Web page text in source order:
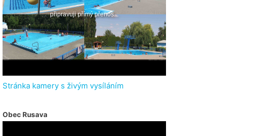
Stránka kamery s živým vysíláním
Obec Rusava